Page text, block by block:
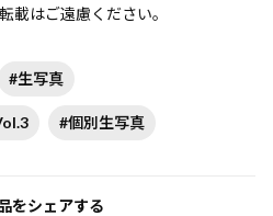
載はご遠慮ください。
#生写真
#個別生写真
をシェアする